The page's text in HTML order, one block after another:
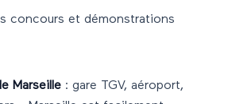
concours et démonstrations
Marseille : gare TGV, aéroport,